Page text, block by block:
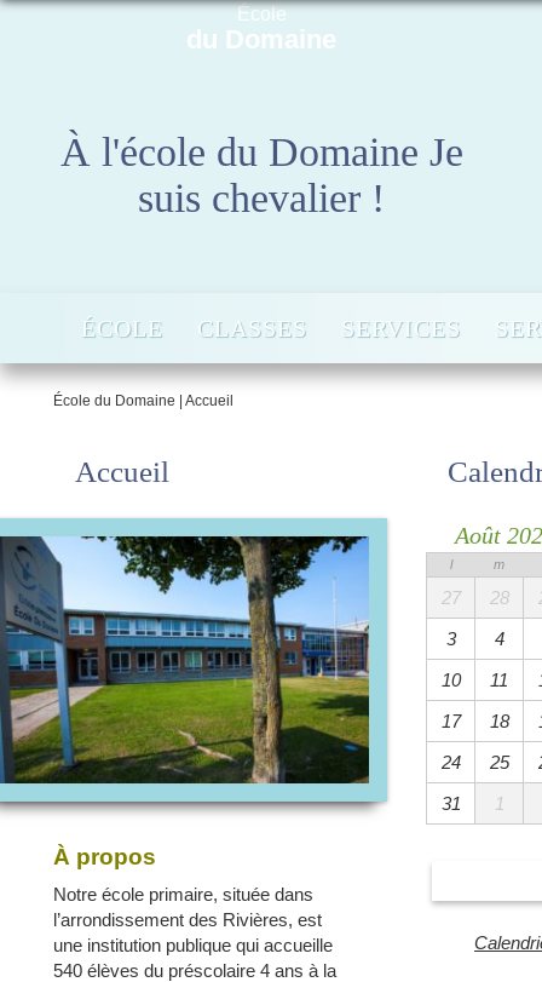
École
du Domaine
À l'école du Domaine Je
suis chevalier !
ÉCOLE CLASSES SERVICES
École du Domaine Accueil
Accueil
À propos
Notre école primaire, située dans
l’arrondissement des Rivières, est
une institution publique qui accueille
540 élèves du préscolaire 4 ans à la
Août
l m
27 28
3
4
10
11
17
18
24
25
31
1